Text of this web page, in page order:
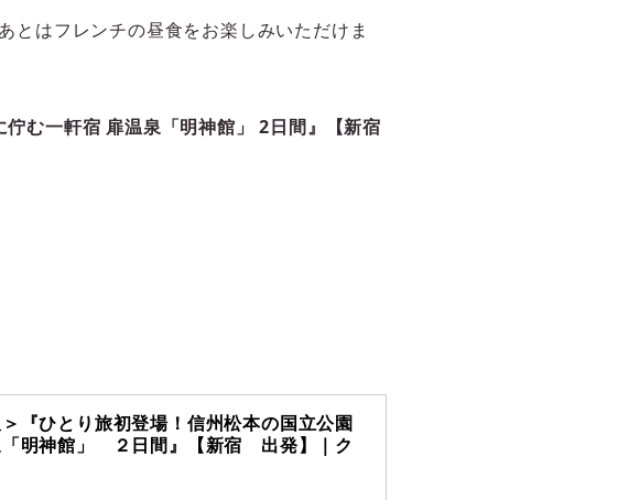
とはフレンチの昼食をお楽しみいただけま
む一軒宿 扉温泉「明神館」 2日間』【新宿
『ひとり旅初登場！信州松本の国立公園
明神館」 ２日間』【新宿 出発】｜ク